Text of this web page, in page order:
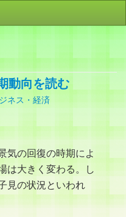
動向を読む
ネス・経済
気の回復の時期によ
は大きく変わる。し
見の状況といわれ